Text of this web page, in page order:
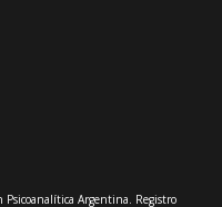
Psicoanalítica Argentina. Registro